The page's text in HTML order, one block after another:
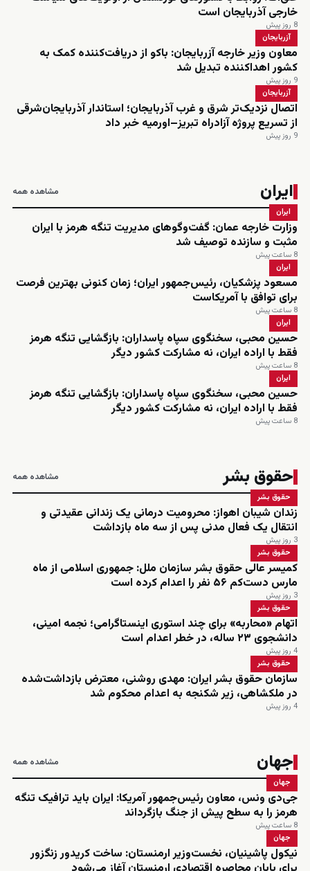
خارجی آذربایجان است
8 روز پیش
آزربایجان
معاون وزیر خارجه آزربایجان: باکو از دریافت‌کننده کمک به
کشور اهداکننده تبدیل شد
9 روز پیش
آزربایجان
اتصال نزدیک‌تر شرق و غرب آذربایجان؛ استاندار آذربایجان‌شرقی
از تسریع پروژه آزادراه تبریز–اورمیه خبر داد
9 روز پیش
ایران مشاهده همه
ایران
وزارت خارجه عمان: گفت‌وگوهای مدیریت تنگه هرمز با ایران
مثبت و سازنده توصیف شد
8 ساعت پیش
ایران
مسعود پزشکیان، رئیس‌جمهور ایران؛ زمان کنونی بهترین فرصت
برای توافق با آمریکاست
8 ساعت پیش
ایران
حسین محبی، سخنگوی سپاه پاسداران: بازگشایی تنگه هرمز
فقط با اراده ایران، نه مشارکت کشور دیگر
8 ساعت پیش
ایران
حسین محبی، سخنگوی سپاه پاسداران: بازگشایی تنگه هرمز
فقط با اراده ایران، نه مشارکت کشور دیگر
8 ساعت پیش
حقوق بشر مشاهده همه
حقوق بشر
زندان شیبان اهواز: محرومیت درمانی یک زندانی عقیدتی و
انتقال یک فعال مدنی پس از سه ماه بازداشت
3 روز پیش
حقوق بشر
کمیسر عالی حقوق بشر سازمان ملل: جمهوری اسلامی از ماه
مارس دست‌کم ۵۶ نفر را اعدام کرده است
3 روز پیش
حقوق بشر
اتهام «محاربه» برای چند استوری اینستاگرامی؛ نجمه امینی،
دانشجوی ۲۳ ساله، در خطر اعدام است
4 روز پیش
حقوق بشر
سازمان حقوق بشر ایران: مهدی روشنی، معترض بازداشت‌شده
در ملکشاهی، زیر شکنجه به اعدام محکوم شد
4 روز پیش
جهان مشاهده همه
جهان
جی‌دی ونس، معاون رئیس‌جمهور آمریکا: ایران باید ترافیک تنگه
هرمز را به سطح پیش از جنگ بازگرداند
8 ساعت پیش
جهان
نیکول پاشینیان، نخست‌وزیر ارمنستان: ساخت کریدور زنگزور